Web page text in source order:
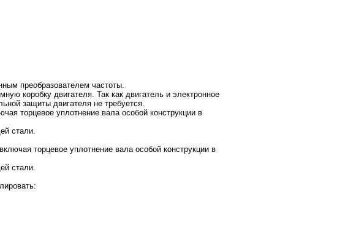
преобразователем частоты.
коробку двигателя. Так как двигатель и электронное
защиты двигателя не требуется.
торцевое уплотнение вала особой конструкции в
стали.
торцевое уплотнение вала особой конструкции в
стали.